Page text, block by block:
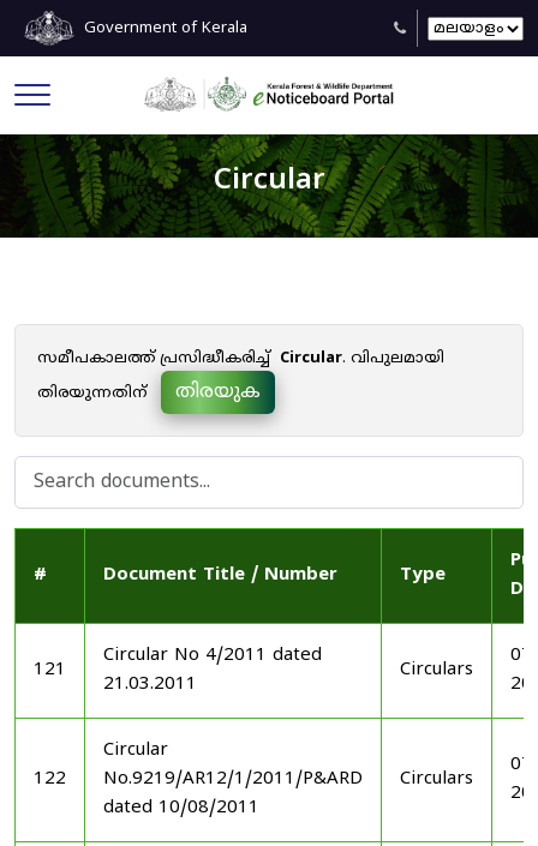
Government of Kerala
Circular
സമീപകാലത്ത് പ്രസിദ്ധീകരിച്ച് Circular. വിപുലമായി
തിരയുന്നതിന്
തിരയുക
# Document Title / Number Type
121
Circular No 4/2011 dated
21.03.2011
Circulars
122
Circular
No.9219/AR12/1/2011/P&ARD
dated 10/08/2011
Circulars